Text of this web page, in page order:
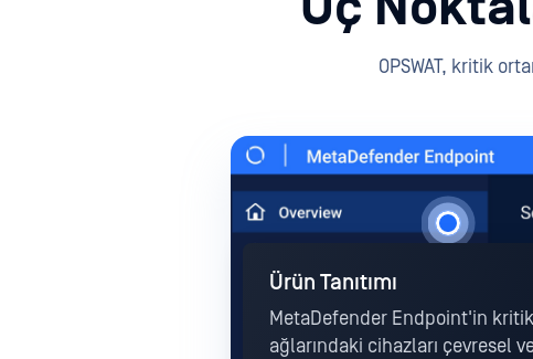
OPSWAT, kritik
Ürün Tanıtımı
MetaDefender Endpoint'in kritik
ağlarındaki cihazları çevresel